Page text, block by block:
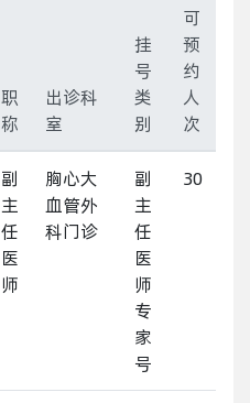
职
称
出诊科
室
挂
号
类
别
可
预
约
人
次
副
主
任
医
师
胸心大
血管外
科门诊
副
主
任
医
师
专
家
号
30